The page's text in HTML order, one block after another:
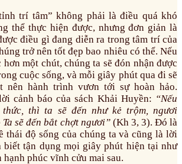
trí tâm” không phải là điều quá khó
thể thực hiện được, nhưng đơn giản là
điều gì đang diễn ra trong tâm trí của
trở nên tốt đẹp bao nhiêu có thể. Nếu
một chút, chúng ta sẽ đón nhận được
cuộc sống, và mỗi giây phút qua đi sẽ
nên hành trình vươn tới sự hoàn hảo.
cảnh báo của sách Khải Huyền: “Nếu
thì ta sẽ đến như kẻ trộm, ngươi
sẽ đến bắt chợt ngươi” (Kh 3, 3). Đó là
thái độ sống của chúng ta và cũng là lời
biết tận dụng mọi giây phút hiện tại như
hạnh phúc vĩnh cửu mai sau.